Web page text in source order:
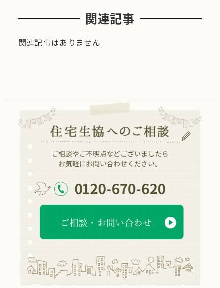
関連記事
関連記事はありません